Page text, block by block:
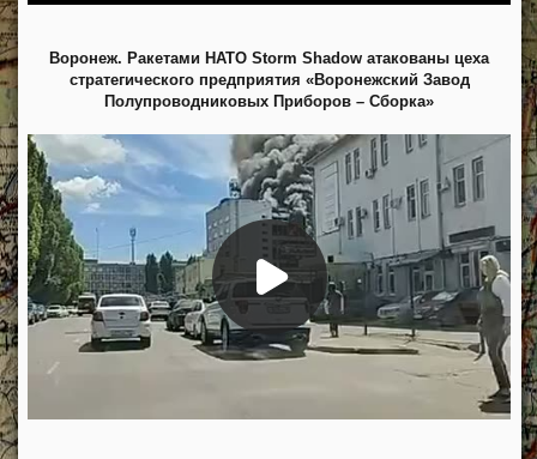
Воронеж. Ракетами НАТО Storm Shadow атакованы цеха
стратегического предприятия «Воронежский Завод
Полупроводниковых Приборов – Сборка»